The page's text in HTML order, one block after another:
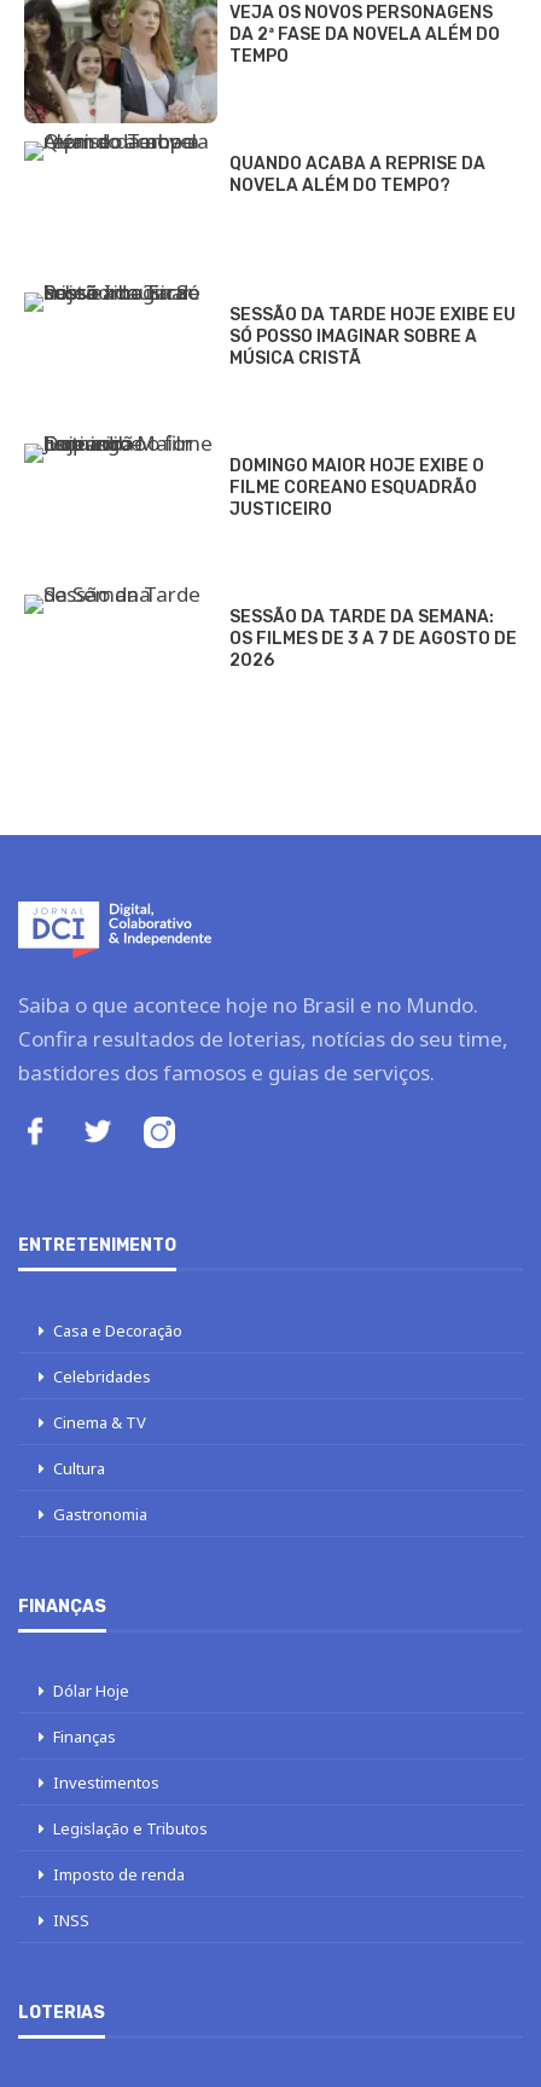
VEJA OS NOVOS PERSONAGENS
DA 2ª FASE DA NOVELA ALÉM DO
TEMPO
QUANDO ACABA A REPRISE DA
NOVELA ALÉM DO TEMPO?
SESSÃO DA TARDE HOJE EXIBE EU
SÓ POSSO IMAGINAR SOBRE A
MÚSICA CRISTÃ
DOMINGO MAIOR HOJE EXIBE O
FILME COREANO ESQUADRÃO
JUSTICEIRO
SESSÃO DA TARDE DA SEMANA:
OS FILMES DE 3 A 7 DE AGOSTO DE
2026
Saiba o que acontece hoje no Brasil e no Mundo.
Confira resultados de loterias, notícias do seu time,
bastidores dos famosos e guias de serviços.
ENTRETENIMENTO
Casa e Decoração
Celebridades
Cinema & TV
Cultura
Gastronomia
FINANÇAS
Dólar Hoje
Finanças
Investimentos
Legislação e Tributos
Imposto de renda
INSS
LOTERIAS